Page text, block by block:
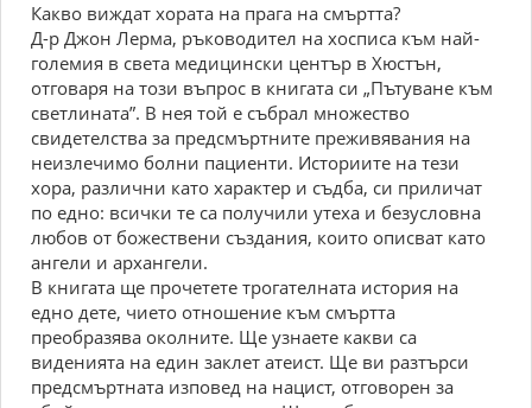
Какво виждат хората на прага на смъртта?
Д-р Джон Лерма, ръководител на хосписа към най-
големия в света медицински център в Хюстън,
отговаря на този въпрос в книгата си „Пътуване към
светлината”. В нея той е събрал множество
свидетелства за предсмъртните преживявания на
неизлечимо болни пациенти. Историите на тези
хора, различни като характер и съдба, си приличат
по едно: всички те са получили утеха и безусловна
любов от божествени създания, които описват като
ангели и архангели.
В книгата ще прочетете трогателната история на
едно дете, чието отношение към смъртта
преобразява околните. Ще узнаете какви са
виденията на един заклет атеист. Ще ви разтърси
предсмъртната изповед на нацист, отговорен за